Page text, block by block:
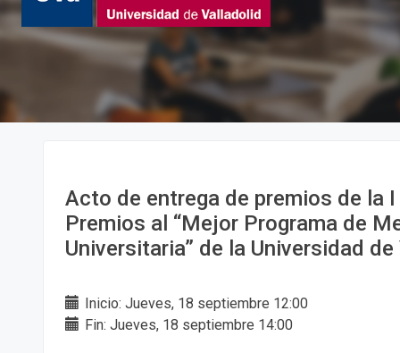
Acto de entrega de premios de la
Premios al “Mejor Programa de
Universitaria” de la Universidad
Inicio: Jueves, 18 septiembre 12:00
Fin: Jueves, 18 septiembre 14:00